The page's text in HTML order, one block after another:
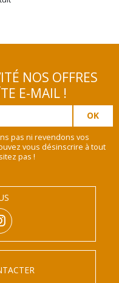
NOS OFFRES
E-MAIL !
pas ni revendons vos
vous désinscrire à tout
pas !